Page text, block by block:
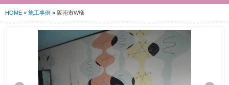
HOME » 施工事例 » 阪南市W様